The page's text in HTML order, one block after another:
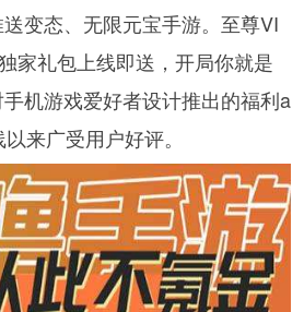
变态、无限元宝手游。至尊VI
家礼包上线即送，开局你就是
机游戏爱好者设计推出的福利a
来广受用户好评。